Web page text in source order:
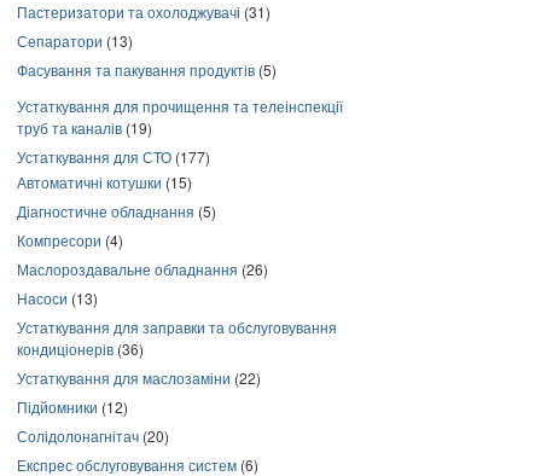
Пастеризатори та охолоджувачі (31)
Сепаратори (13)
Фасування та пакування продуктів (5)
Устаткування для прочищення та телеінспекції
труб та каналів (19)
Устаткування для СТО (177)
Автоматичні котушки (15)
Діагностичне обладнання (5)
Компресори (4)
Маслороздавальне обладнання (26)
Насоси (13)
Устаткування для заправки та обслуговування
кондиціонерів (36)
Устаткування для маслозаміни (22)
Підйомники (12)
Солідолонагнітач (20)
Експрес обслуговування систем (6)